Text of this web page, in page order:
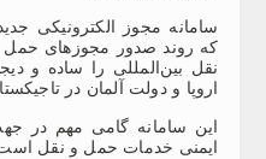
سامانه مجوز الکترونیکی
که روند صدور مجوزهای
نقل بین‌المللی را ساده و
اروپا و دولت آلمان در
این سامانه گامی مهم در
ایمنی خدمات حمل و نقل